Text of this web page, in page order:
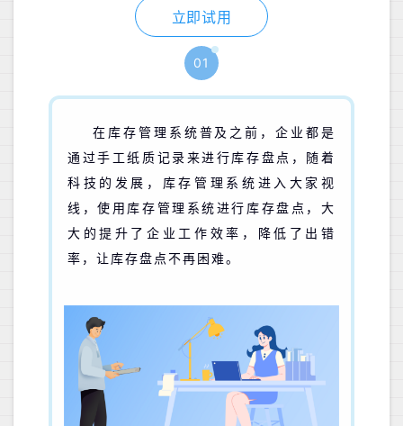
立即试用
01
在库存管理系统普及之前，企业都是
通过手工纸质记录来进行库存盘点，随着
科技的发展，库存管理系统进入大家视
线，使用库存管理系统进行库存盘点，大
大的提升了企业工作效率，降低了出错
率，让库存盘点不再困难。